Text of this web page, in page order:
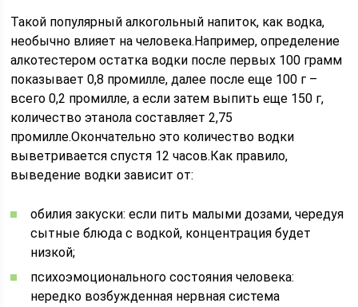
Такой популярный алкогольный напиток, как водка,
необычно влияет на человека.Например, определение
алкотестером остатка водки после первых 100 грамм
показывает 0,8 промилле, далее после еще 100 г –
всего 0,2 промилле, а если затем выпить еще 150 г,
количество этанола составляет 2,75
промилле.Окончательно это количество водки
выветривается спустя 12 часов.Как правило,
выведение водки зависит от:
обилия закуски: если пить малыми дозами, чередуя
сытные блюда с водкой, концентрация будет
низкой;
психоэмоционального состояния человека:
нередко возбужденная нервная система